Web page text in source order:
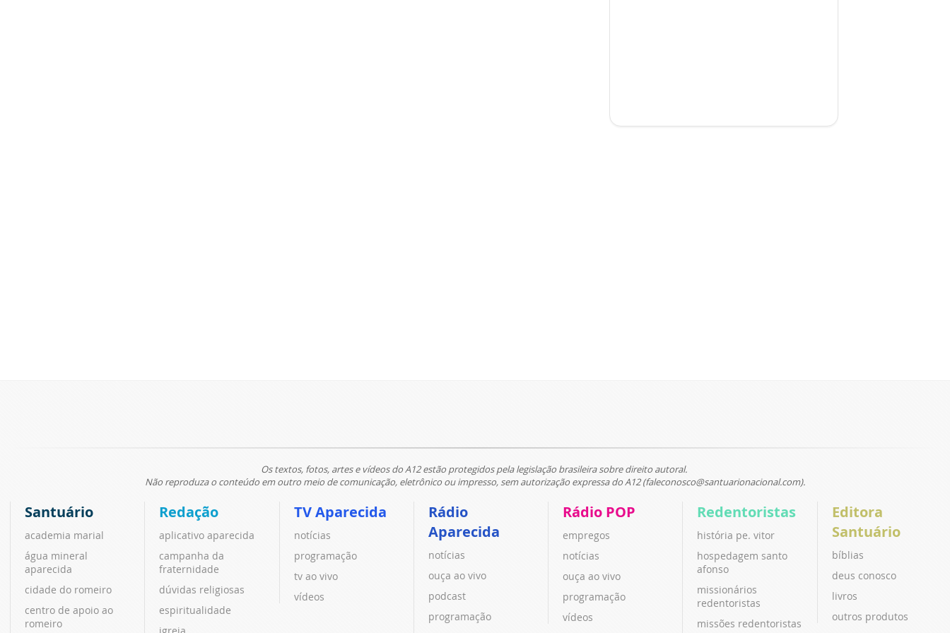
Os textos, fotos, artes e vídeos do A12 estão protegidos pela legislação brasileira sobre direito autoral.
Não reproduza o conteúdo em outro meio de comunicação, eletrônico ou impresso, sem autorização expressa do A12 (faleconosco@santuarionacional.com).
Santuário
academia marial
água mineral
aparecida
cidade do romeiro
centro de apoio ao
romeiro
Redação
aplicativo aparecida
campanha da
fraternidade
dúvidas religiosas
espiritualidade
igreja
TV Aparecida
notícias
programação
tv ao vivo
vídeos
Rádio
Aparecida
notícias
ouça ao vivo
podcast
programação
Rádio POP
empregos
notícias
ouça ao vivo
programação
vídeos
Redentoristas
história pe. vitor
hospedagem santo
afonso
missionários
redentoristas
missões redentoristas
Editora
Santuário
bíblias
deus conosco
livros
outros produtos